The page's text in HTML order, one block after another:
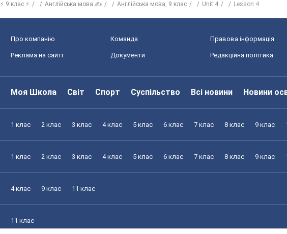
⚡ 9 клас ⚡ Англійська мова ✍ Англійська мова, 9 клас Unit 4 Lesson 4
Про компанію Команда Правова інформація
Реклама на сайті Документи Редакційна політика
Моя Школа Світ Спорт Суспільство Всі новини Новини
1 клас 2 клас 3 клас 4 клас 5 клас 6 клас 7 клас 8 клас 9 клас
1 клас 2 клас 3 клас 4 клас 5 клас 6 клас 7 клас 8 клас 9 клас
4 клас 9 клас 11 клас
11 клас